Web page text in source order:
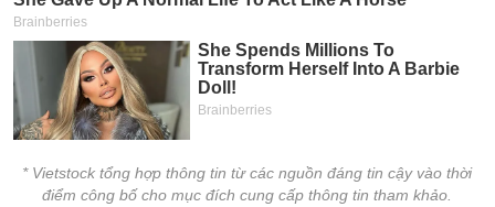
* Vietstock tổng hợp thông tin từ các nguồn đáng tin cậy vào thời
điểm công bố cho mục đích cung cấp thông tin tham khảo.